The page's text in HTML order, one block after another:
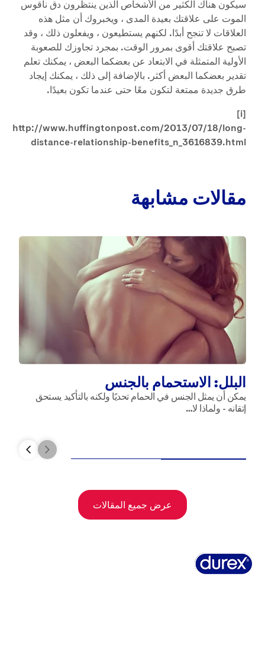
سيكون هناك الكثير من الأشخاص الذين ينتظرون دق ناقوس
الموت على علاقتك بعيدة المدى ، ويخبروك أن مثل هذه
العلاقات لا تنجح أبدًا. لكنهم يستطيعون ، ويفعلون ذلك ، وقد
تصبح علاقتك أقوى بمرور الوقت. بمجرد تجاوزك للصعوبة
الأولية المتمثلة في الابتعاد عن بعضكما البعض ، يمكنك تعلم
تقدير بعضكما البعض أكثر. بالإضافة إلى ذلك ، يمكنك إيجاد
طرق جديدة ممتعة لتكون معًا حتى عندما تكون بعيدًا.
[i]
http://www.huffingtonpost.com/2013/07/18/long-
distance-relationship-benefits_n_3616839.html
مقالات مشابهة
البلل: الاستحمام بالجنس
يمكن أن يمثل الجنس في الحمام تحديًا ولكنه بالتأكيد يستحق
إتقانه - ولماذا لا…
عرض جميع المقالات